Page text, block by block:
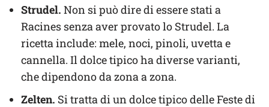
Strudel. Non si può dire di essere stati a
Racines senza aver provato lo Strudel. La
ricetta include: mele, noci, pinoli, uvetta e
cannella. Il dolce tipico ha diverse varianti,
che dipendono da zona a zona.
Zelten. Si tratta di un dolce tipico delle Feste di